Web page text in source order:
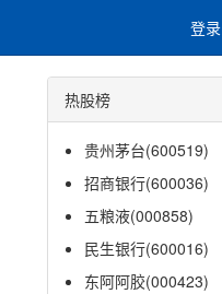
登录
热股榜
贵州茅台(600519)
招商银行(600036)
五粮液(000858)
民生银行(600016)
东阿阿胶(000423)